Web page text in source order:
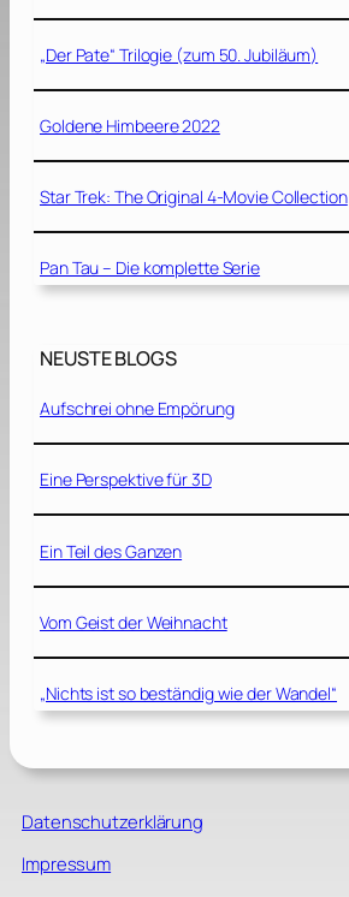
„Der Pate“ Trilogie (zum 50. Jubiläum)
Goldene Himbeere 2022
Star Trek: The Original 4-Movie Collection
Pan Tau – Die komplette Serie
NEUSTE BLOGS
Aufschrei ohne Empörung
Eine Perspektive für 3D
Ein Teil des Ganzen
Vom Geist der Weihnacht
„Nichts ist so beständig wie der Wandel“
Datenschutzerklärung
Impressum